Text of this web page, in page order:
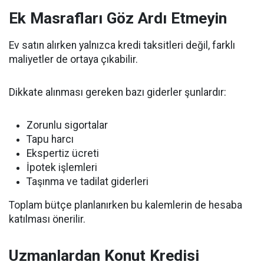
Ek Masrafları Göz Ardı Etmeyin
Ev satın alırken yalnızca kredi taksitleri değil, farklı
maliyetler de ortaya çıkabilir.
Dikkate alınması gereken bazı giderler şunlardır:
Zorunlu sigortalar
Tapu harcı
Ekspertiz ücreti
İpotek işlemleri
Taşınma ve tadilat giderleri
Toplam bütçe planlanırken bu kalemlerin de hesaba
katılması önerilir.
Uzmanlardan Konut Kredisi